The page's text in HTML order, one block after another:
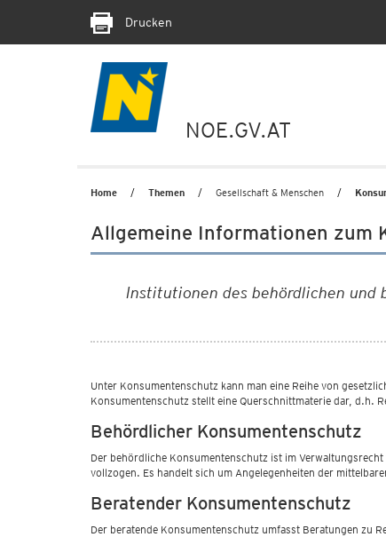
Drucken
NOE.GV.AT
Home Themen Gesellschaft & Menschen
Allgemeine Informationen zum
Institutionen des behördlichen und
Unter Konsumentenschutz kann man eine Reihe von
Konsumentenschutz stellt eine Querschnittmaterie dar, d.h.
Behördlicher Konsumentenschutz
Der behördliche Konsumentenschutz ist im
vollzogen. Es handelt sich um Angelegenheiten der
Beratender Konsumentenschutz
Der beratende Konsumentenschutz umfasst Beratungen zu